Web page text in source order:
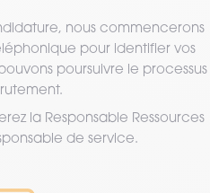
nous commencerons
pour identifier vos
poursuivre le processus
la Responsable Ressources
de service.